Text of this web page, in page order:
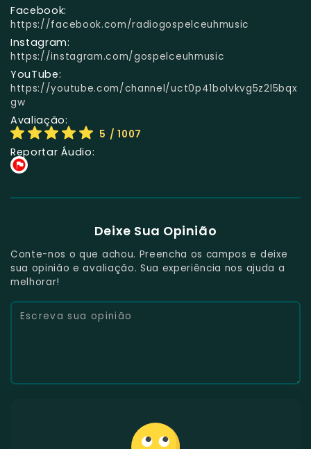
Facebook:
https://facebook.com/radiogospelceuhmusic
Instagram:
https://instagram.com/gospelceuhmusic
YouTube:
https://youtube.com/channel/uct0p41bolvkvg5z2l5bqx
gw
Avaliação:
5 / 1007
Reportar Áudio:
Deixe Sua Opinião
Conte-nos o que achou. Preencha os campos e deixe
sua opinião e avaliação. Sua experiência nos ajuda a
melhorar!